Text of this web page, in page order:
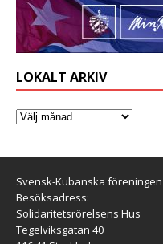
LOKALT ARKIV
Svensk-Kubanska föreningen
Besöksadress:
Solidaritetsrörelsens Hus
Tegelviksgatan 40